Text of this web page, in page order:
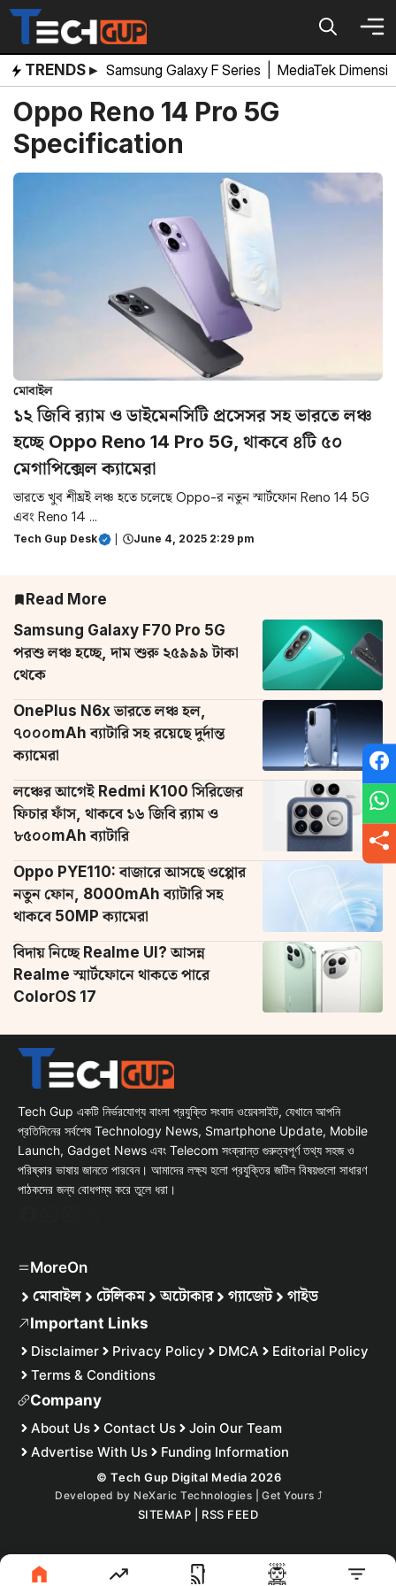
Skip
content
TRENDS ▸ Samsung Galaxy F Series MediaTek
Oppo Reno 14 Pro 5G
Specification
মোবাইল
১২ জিবি র‌্যাম ও ডাইমেনসিটি প্রসেসর সহ ভারতে লঞ্চ
হচ্ছে Oppo Reno 14 Pro 5G, থাকবে ৪টি ৫০
মেগাপিক্সেল ক্যামেরা
ভারতে খুব শীঘ্রই লঞ্চ হতে চলেছে Oppo-র নতুন স্মার্টফোন Reno 14 5G
এবং Reno 14 ...
Tech Gup Desk June 4, 2025 2:29 pm
Read More
Samsung Galaxy F70 Pro 5G
পরশু লঞ্চ হচ্ছে, দাম শুরু ২৫৯৯৯ টাকা
থেকে
OnePlus N6x ভারতে লঞ্চ হল,
৭০০০mAh ব্যাটারি সহ রয়েছে দুর্দান্ত
ক্যামেরা
লঞ্চের আগেই Redmi K100 সিরিজের
ফিচার ফাঁস, থাকবে ১৬ জিবি র‌্যাম ও
৮৫০০mAh ব্যাটারি
Oppo PYE110: বাজারে আসছে ওপ্পোর
নতুন ফোন, 8000mAh ব্যাটারি সহ
থাকবে 50MP ক্যামেরা
বিদায় নিচ্ছে Realme UI? আসন্ন
Realme স্মার্টফোনে থাকতে পারে
ColorOS 17
Tech Gup একটি নির্ভরযোগ্য বাংলা প্রযুক্তি সংবাদ ওয়েবসাইট, যেখানে আপনি
প্রতিদিনের সর্বশেষ Technology News, Smartphone Update, Mobile
Launch, Gadget News এবং Telecom সংক্রান্ত গুরুত্বপূর্ণ তথ্য সহজ ও
পরিষ্কার ভাষায় জানতে পারবেন। আমাদের লক্ষ্য হলো প্রযুক্তির জটিল বিষয়গুলো সাধারণ
পাঠকদের জন্য বোধগম্য করে তুলে ধরা।
MoreOn
মোবাইল টেলিকম অটোকার গ্যাজেট গাইড
Important Links
Disclaimer Privacy Policy DMCA
Editorial Policy
Terms & Conditions
Company
About Us Contact Us
Join Our Team
Advertise With Us
Funding Information
© Tech Gup Digital Media 2026
Developed by NeXaric Technologies | Get Yours ⤴︎
SITEMAP RSS FEED